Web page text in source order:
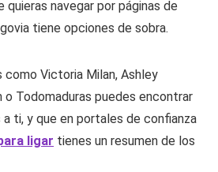
navegar por páginas de
tiene opciones de sobra.
como Victoria Milan, Ashley
o Todomaduras puedes encontrar
ti, y que en portales de confianza
ligar tienes un resumen de los